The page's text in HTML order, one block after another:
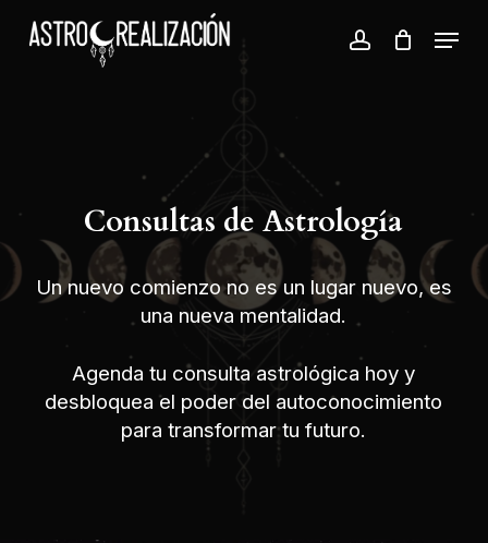
account
Menu
Consultas de Astrología
Un nuevo comienzo no es un lugar nuevo, es
una nueva mentalidad.
Agenda tu consulta astrológica hoy y
desbloquea el poder del autoconocimiento
para transformar tu futuro.